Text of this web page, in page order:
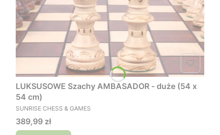
LUKSUSOWE Szachy AMBASADOR - duże (54 x
54 cm)
PRODUCENT
SUNRISE CHESS & GAMES
Cena
389,99 zł